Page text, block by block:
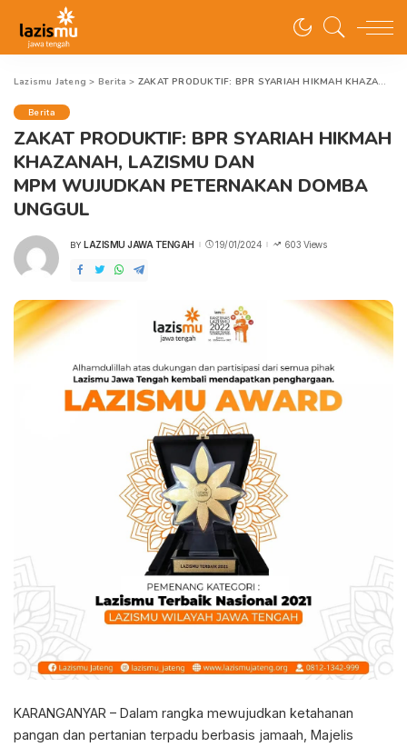
Lazismu Jateng > Berita > ZAKAT PRODUKTIF: BPR SYARIAH HIKMAH KHAZANAH, LAZISMU DAN MPM WUJUDKAN PETERNAKAN DOMBA UNGGUL
Berita
ZAKAT PRODUKTIF: BPR SYARIAH HIKMAH
KHAZANAH, LAZISMU DAN
MPM WUJUDKAN PETERNAKAN DOMBA
UNGGUL
POSTED
BY LAZISMU JAWA TENGAH 19/01/2024 603 Views
KARANGANYAR – Dalam rangka mewujudkan ketahanan
pangan dan pertanian terpadu berbasis jamaah, Majelis